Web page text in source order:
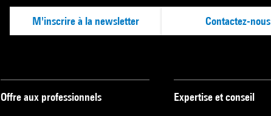
M'inscrire à la newsletter Contactez-nous
Offre aux professionnels Expertise et conseil